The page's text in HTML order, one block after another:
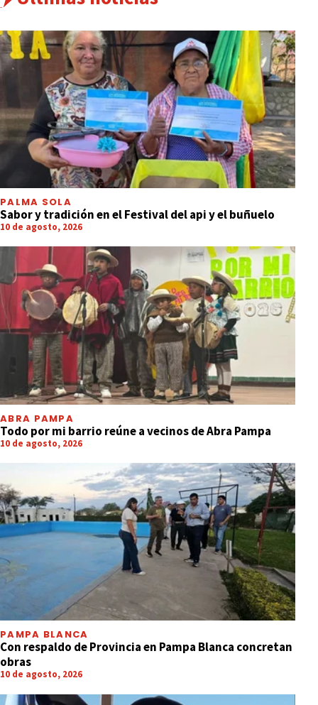
PALMA SOLA
Sabor y tradición en el Festival del api y el buñuelo
10 de agosto, 2026
ABRA PAMPA
Todo por mi barrio reúne a vecinos de Abra Pampa
10 de agosto, 2026
PAMPA BLANCA
Con respaldo de Provincia en Pampa Blanca concretan
obras
10 de agosto, 2026